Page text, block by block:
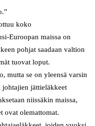
koko
Euroopan maissa on
pohjat saadaan valtion
tuovat loput.
mutta se on yleensä varsin
johtajien jättieläkkeet
niissäkin maissa,
ovat olemattomat.